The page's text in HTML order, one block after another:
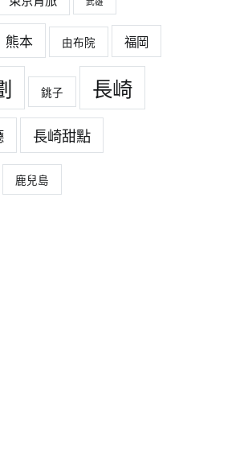
熊本 由布院 福岡
銚子 長崎
長崎甜點
鹿兒島